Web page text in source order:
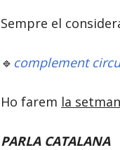
Sempre el
🔹 complement
Ho farem la
PARLA CATALANA